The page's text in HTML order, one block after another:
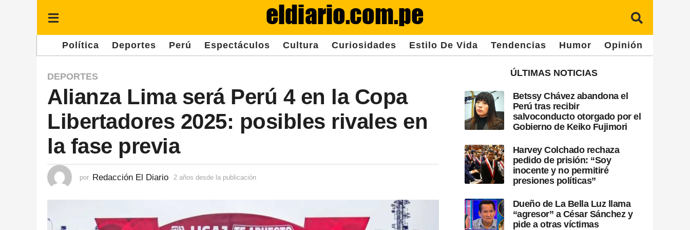
Política Deportes Perú Espectáculos Cultura Curiosidades Estilo De Vida Tendencias Humor Opinión
2
a
ñ
s
d
e
s
d
DEPORTES
Alianza Lima será Perú 4 en la Copa
Libertadores 2025: posibles rivales en
la fase previa
por Redacción El Diario 2 años desde la publicación
s
d
ÚLTIMAS NOTICIAS
Betssy Chávez abandona el
Perú tras recibir
salvoconducto otorgado por el
Gobierno de Keiko Fujimori
Harvey Colchado rechaza
pedido de prisión: “Soy
inocente y no permitiré
presiones políticas”
Dueño de La Bella Luz llama
“agresor” a César Sánchez y
pide a otras víctimas